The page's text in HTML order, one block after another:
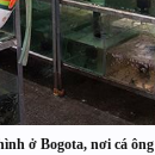
ở Bogota, nơi cá